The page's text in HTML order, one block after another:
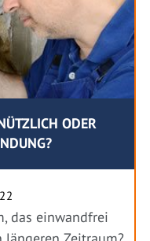
ODER
das einwandfrei